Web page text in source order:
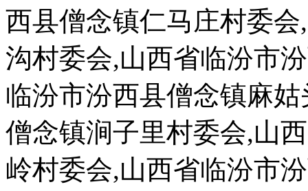
西县僧念镇仁马庄村委
沟村委会,山西省临汾市
临汾市汾西县僧念镇麻
僧念镇涧子里村委会,山
岭村委会,山西省临汾市